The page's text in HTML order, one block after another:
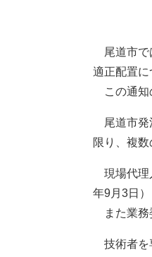
尾道市で
適正配置に
この通知
尾道市発
限り、複
現場代理
年9月3日）
また業務
技術者を